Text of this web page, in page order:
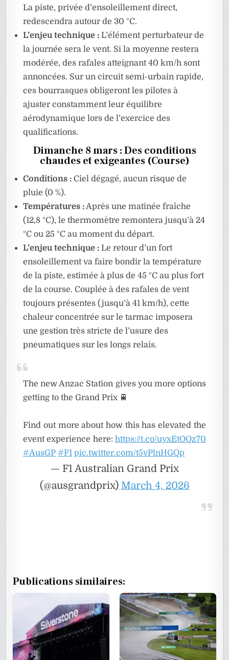
La piste, privée d’ensoleillement direct,
redescendra autour de 30 °C.
L’enjeu technique : L’élément perturbateur de
la journée sera le vent. Si la moyenne restera
modérée, des rafales atteignant 40 km/h sont
annoncées. Sur un circuit semi-urbain rapide,
ces bourrasques obligeront les pilotes à
ajuster constamment leur équilibre
aérodynamique lors de l’exercice des
qualifications.
Dimanche 8 mars : Des conditions
chaudes et exigeantes (Course)
Conditions : Ciel dégagé, aucun risque de
pluie (0 %).
Températures : Après une matinée fraîche
(12,8 °C), le thermomètre remontera jusqu’à 24
°C ou 25 °C au moment du départ.
L’enjeu technique : Le retour d’un fort
ensoleillement va faire bondir la température
de la piste, estimée à plus de 45 °C au plus fort
de la course. Couplée à des rafales de vent
toujours présentes (jusqu’à 41 km/h), cette
chaleur concentrée sur le tarmac imposera
une gestion très stricte de l’usure des
pneumatiques sur les longs relais.
The new Anzac Station gives you more options
getting to the Grand Prix 🚆
Find out more about how this has elevated the
event experience here: https://t.co/uyxEtOQz70
#AusGP #F1 pic.twitter.com/t5vPlnHGQp
— F1 Australian Grand Prix
(@ausgrandprix) March 4, 2026
Publications similaires: